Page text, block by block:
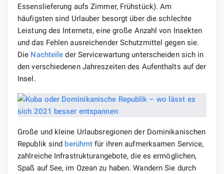
Essenslieferung aufs Zimmer, Frühstück). Am
häufigsten sind Urlauber besorgt über die schlechte
Leistung des Internets, eine große Anzahl von Insekten
und das Fehlen ausreichender Schutzmittel gegen sie.
Die Nachteile der Servicewartung unterscheiden sich in
den verschiedenen Jahreszeiten des Aufenthalts auf der
Insel.
Große und kleine Urlaubsregionen der Dominikanischen
Republik sind berühmt für ihren aufmerksamen Service,
zahlreiche Infrastrukturangebote, die es ermöglichen,
Spaß auf See, im Ozean zu haben. Wandern Sie durch